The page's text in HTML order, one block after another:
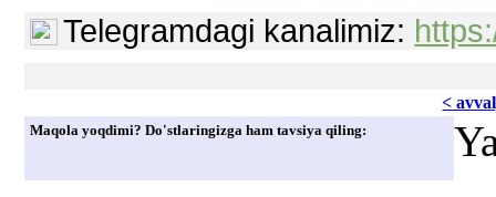
Telegramdagi kanalimiz:
<
Maqola yoqdimi? Do'stlaringizga ham tavsiya qiling: